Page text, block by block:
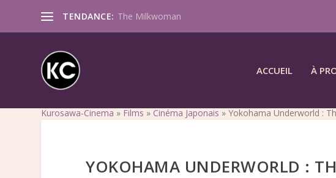
TENDANCE: The Milkwoman
ACCUEIL À
Kurosawa-Cinema » Films » Cinéma Japonais »Yokohama Underworld :
YOKOHAMA UNDERWORLD :